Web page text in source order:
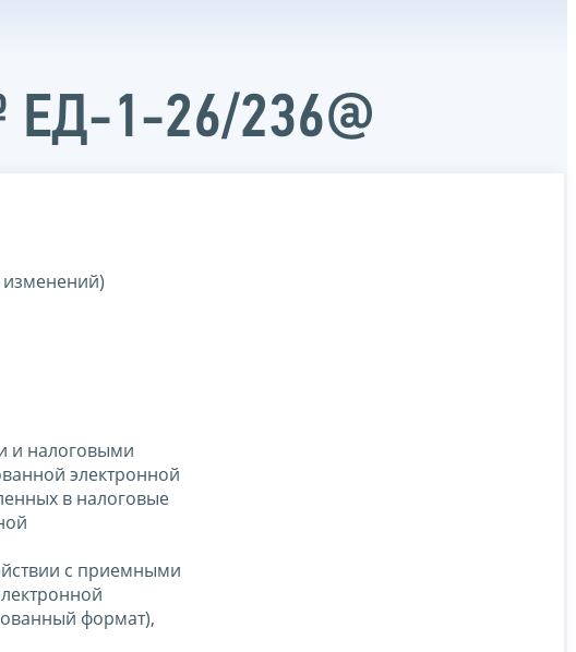
ЕД-1-26/236@
и налоговыми
электронной
в налоговые
с приемными
формат),